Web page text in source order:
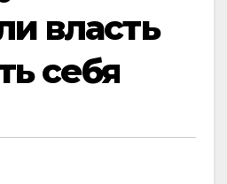
власть
себя